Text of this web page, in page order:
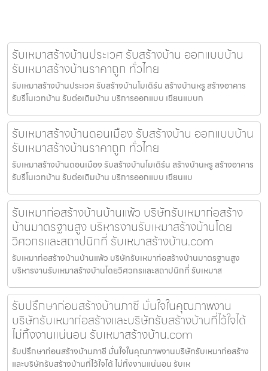
รับเหมาสร้างบ้านประเวศ รับสร้างบ้าน ออกแบบบ้าน
รับเหมาสร้างบ้านราคาถูก ทั่วไทย
รับเหมาสร้างบ้านประเวศ รับสร้างบ้านโมเดิร์น สร้างบ้านหรู สร้างอาคาร
รับรีโนเวทบ้าน รับต่อเติมบ้าน บริการออกแบบ เขียนแบบก
รับเหมาสร้างบ้านดอนเมือง รับสร้างบ้าน ออกแบบบ้าน
รับเหมาสร้างบ้านราคาถูก ทั่วไทย
รับเหมาสร้างบ้านดอนเมือง รับสร้างบ้านโมเดิร์น สร้างบ้านหรู สร้างอาคาร
รับรีโนเวทบ้าน รับต่อเติมบ้าน บริการออกแบบ เขียนแบ
รับเหมาก่อสร้างบ้านบ้านแพ้ว บริษัทรับเหมาก่อสร้าง
บ้านมาตรฐานสูง บริหารงานรับเหมาสร้างบ้านโดย
วิศวกรและสถาปนิกที่ รับเหมาสร้างบ้าน.com
รับเหมาก่อสร้างบ้านบ้านแพ้ว บริษัทรับเหมาก่อสร้างบ้านมาตรฐานสูง
บริหารงานรับเหมาสร้างบ้านโดยวิศวกรและสถาปนิกที่ รับเหมาส
รับปรึกษาก่อนสร้างบ้านภาชี มั่นใจในคุณภาพงาน
บริษัทรับเหมาก่อสร้างและบริษัทรับสร้างบ้านที่ไว้ใจได้
ไม่ทิ้งงานแน่นอน รับเหมาสร้างบ้าน.com
รับปรึกษาก่อนสร้างบ้านภาชี มั่นใจในคุณภาพงานบริษัทรับเหมาก่อสร้าง
และบริษัทรับสร้างบ้านที่ไว้ใจได้ ไม่ทิ้งงานแน่นอน รับเห